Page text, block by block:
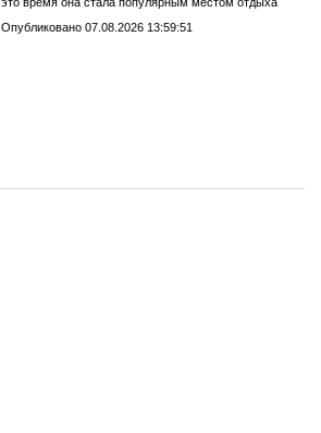
это время она стала популярным местом отдыха
Опубликовано 07.08.2026 13:59:51